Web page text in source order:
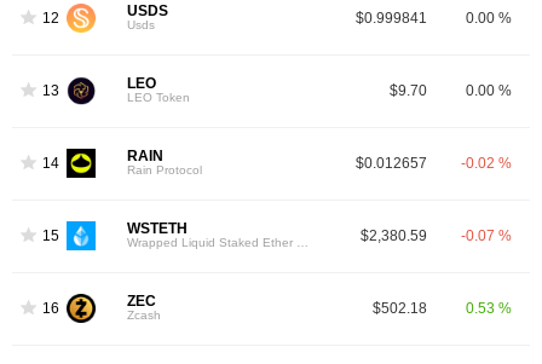
12 USDS
Usds $0.999841 0.00 %
13 LEO
LEO Token $9.70 0.00 %
14 RAIN
Rain Protocol $0.012657 -0.02 %
15 WSTETH $2,380.59 -0.07 %
16 ZEC
Zcash $502.18 0.53 %